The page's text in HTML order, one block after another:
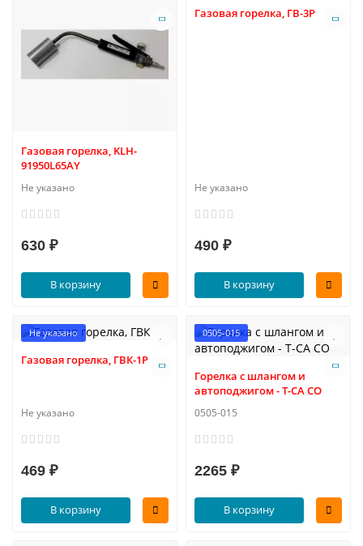
Газовая горелка, KLH-
91950L65AY
Не указано
630 ₽
В корзину
Газовая горелка, ГВ-3Р
Не указано
490 ₽
В корзину
Не указано
Газовая горелка, ГВК-1Р
Не указано
469 ₽
В корзину
0505-015
Горелка с шлангом и
автоподжигом - T-CA СО
0505-015
2265 ₽
В корзину